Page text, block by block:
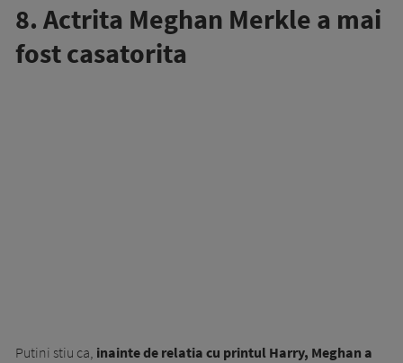
8. Actrita Meghan Merkle a mai
fost casatorita
Putini stiu ca, inainte de relatia cu printul Harry, Meghan a